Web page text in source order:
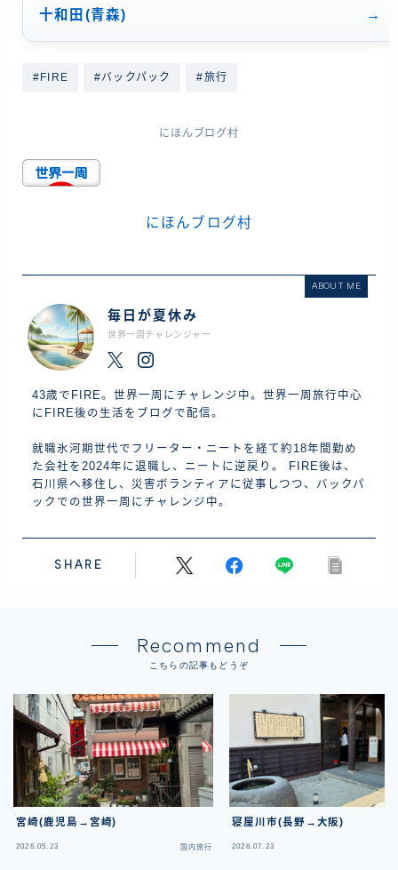
十和田(青森)
#FIRE #バックパック #旅行
にほんブログ村
にほんブログ村
ABOUT ME
毎日が夏休み
世界一周チャレンジャー
43歳でFIRE。世界一周にチャレンジ中。世界一周旅行中心
にFIRE後の生活をブログで配信。
就職氷河期世代でフリーター・ニートを経て約18年間勤め
た会社を2024年に退職し、ニートに逆戻り。 FIRE後は、
石川県へ移住し、災害ボランティアに従事しつつ、バックパ
ックでの世界一周にチャレンジ中。
SHARE
Recommend
こちらの記事もどうぞ
宮崎(鹿児島→宮崎)
2026.05.23 国内旅行
寝屋川市(長野→大阪)
2026.07.23